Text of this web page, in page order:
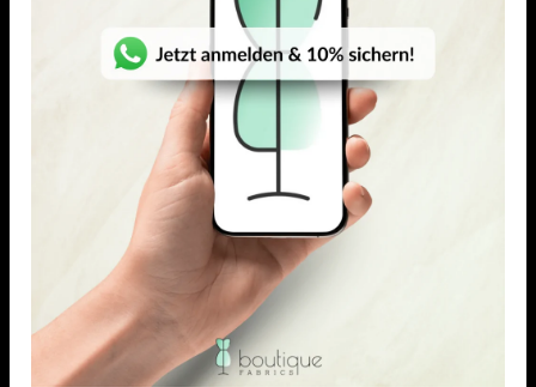
WEICHER FEINSTRICKJERSEY
€ 28,15€
inkl. MwSt. zzgl.
Versandkosten
Sormena II
23,18
/ Meter
inkl. MwSt. zzgl.
Versandkosten
UNSER VERSPRECHEN